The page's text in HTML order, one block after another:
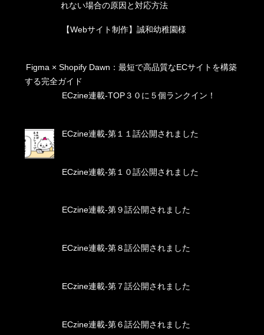
れない場合の原因と対応方法
【Webサイト制作】誠和幼稚園様
Figma × Shopify Dawn：最短で高品質なECサイトを構築
する完全ガイド
ECzine連載-TOP３０に５個ランクイン！
ECzine連載-第１１話公開されました
ECzine連載-第１０話公開されました
ECzine連載-第９話公開されました
ECzine連載-第８話公開されました
ECzine連載-第７話公開されました
ECzine連載-第６話公開されました